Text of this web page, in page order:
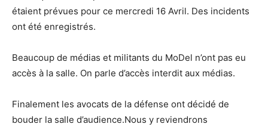
étaient prévues pour ce mercredi 16 Avril. Des incidents
ont été enregistrés.
Beaucoup de médias et militants du MoDel n’ont pas eu
accès à la salle. On parle d’accès interdit aux médias.
Finalement les avocats de la défense ont décidé de
bouder la salle d’audience.Nous y reviendrons